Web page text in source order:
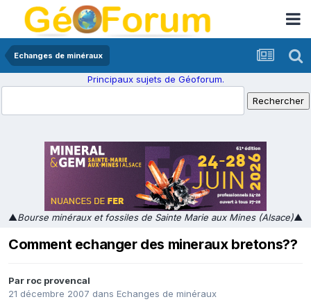
Echanges de minéraux
Principaux sujets de Géoforum.
▲Bourse minéraux et fossiles de Sainte Marie aux Mines (Alsace)▲
Comment echanger des mineraux bretons??
Par roc provencal
21 décembre 2007 dans Echanges de minéraux